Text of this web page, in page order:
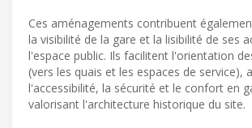
Ces aménagements contribuent
la visibilité de la gare et la lisibilité de ses
l'espace public. Ils facilitent l'orientation
(vers les quais et les espaces de service),
l'accessibilité, la sécurité et le confort en
valorisant l'architecture historique du site.